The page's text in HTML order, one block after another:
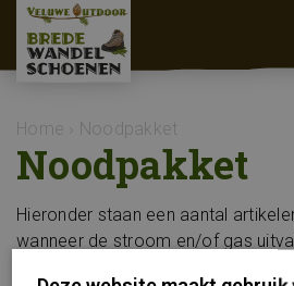
Home Noodpakket
Noodpakket
Hieronder staan een aantal
wanneer de stroom en/of gas